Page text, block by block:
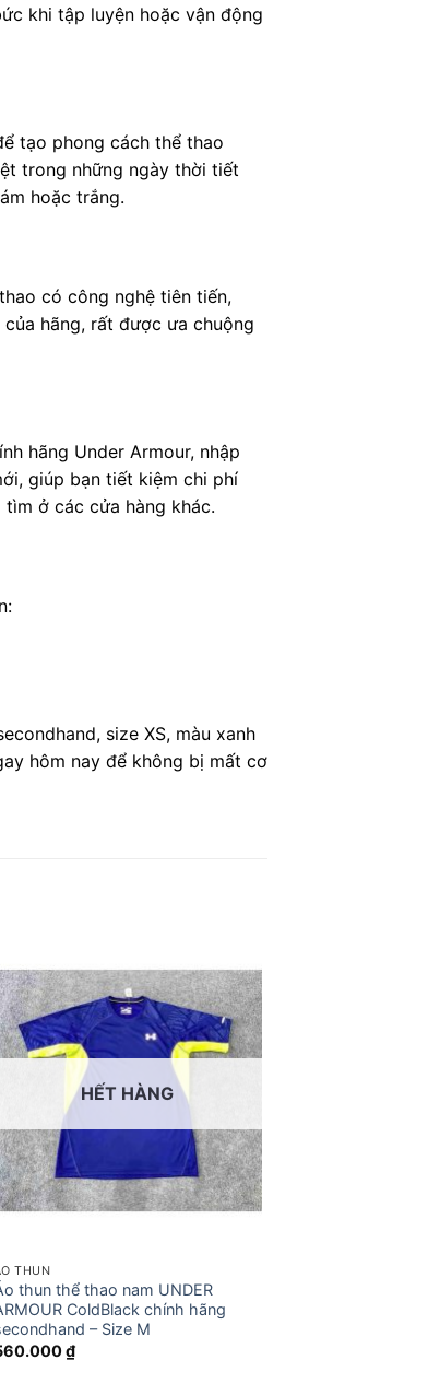
khi tập luyện hoặc vận động
tạo phong cách thể thao
trong những ngày thời tiết
hoặc trắng.
có công nghệ tiên tiến,
hãng, rất được ưa chuộng
hãng Under Armour, nhập
giúp bạn tiết kiệm chi phí
ở các cửa hàng khác.
size XS, màu xanh
hôm nay để không bị mất cơ
HẾT HÀNG
THUN
thun thể thao nam UNDER
ColdBlack chính hãng
– Size M
₫